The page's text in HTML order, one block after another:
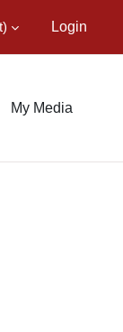
Login
My Media